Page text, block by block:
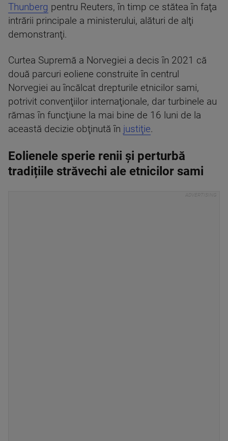
Thunberg pentru Reuters, în timp ce stătea în faţa
intrării principale a ministerului, alături de alţi
demonstranţi.
Curtea Supremă a Norvegiei a decis în 2021 că
două parcuri eoliene construite în centrul
Norvegiei au încălcat drepturile etnicilor sami,
potrivit convenţiilor internaţionale, dar turbinele au
rămas în funcţiune la mai bine de 16 luni de la
această decizie obţinută în justiţie.
Eolienele sperie renii și perturbă
tradițiile străvechi ale etnicilor sami